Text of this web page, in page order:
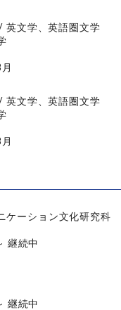
英文学、英語圏文学
英文学、英語圏文学
ケーション文化研究科
継続中
継続中